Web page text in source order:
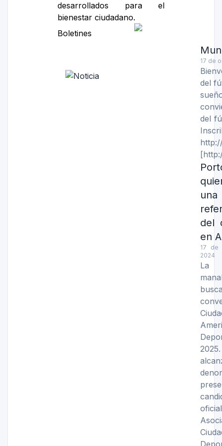
desarrollados para el
bienestar ciudadano.
Boletines
17 de
del
del
del
en
17 de
2024
La